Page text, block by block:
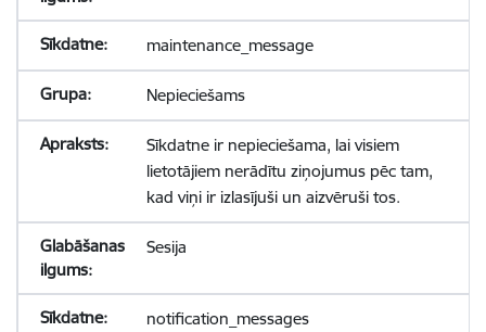
maintenance_message
Nepieciešams
Sīkdatne ir nepieciešama, lai visiem
lietotājiem nerādītu ziņojumus pēc tam,
kad viņi ir izlasījuši un aizvēruši tos.
Sesija
notification_messages